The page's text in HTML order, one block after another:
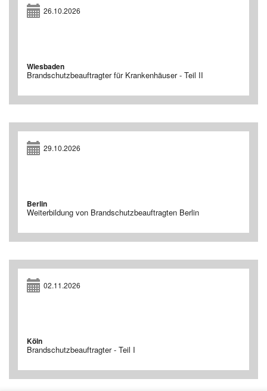
26.10.2026
Wiesbaden
Brandschutzbeauftragter für Krankenhäuser - Teil II
29.10.2026
Berlin
Weiterbildung von Brandschutzbeauftragten Berlin
02.11.2026
Köln
Brandschutzbeauftragter - Teil I